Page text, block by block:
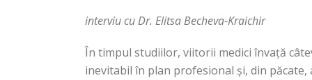
interviu cu Dr. Elitsa Becheva-Kraichir
În timpul studiilor, viitorii medici învață
inevitabil în plan profesional și, din păcate,